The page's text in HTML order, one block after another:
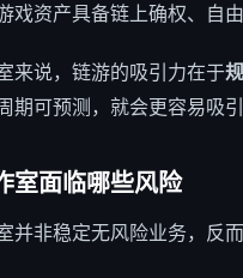
戏资产具备链上确权、自
来说，链游的吸引力在于
期可预测，就会更容易吸
室面临哪些风险
并非稳定无风险业务，反